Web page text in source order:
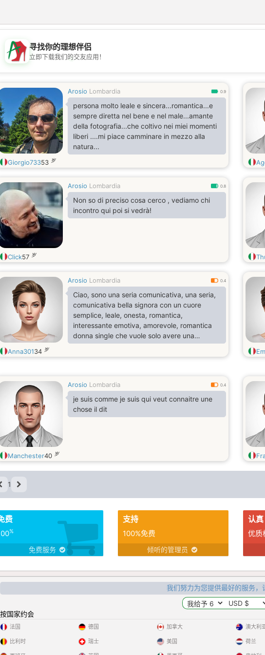
💖
寻找你的理想伴侣
立即下载我们的交友应用！
Arosio Lombardia 0.9
persona molto leale e sincera...romantica...e
sempre diretta nel bene e nel male...amante
della fotografia...che coltivo nei miei momenti
liberi ....mi piace camminare in mezzo alla
natura...
Giorgio73353 岁
Arosio Lombardia 0.8
Non so di preciso cosa cerco , vediamo chi
incontro qui poi si vedrà!
Click57 岁
Arosio Lombardia 0.4
Ciao, sono una seria comunicativa, una seria,
comunicativa bella signora con un cuore
semplice, leale, onesta, romantica,
interessante emotiva, amorevole, romantica
donna single che vuole solo avere una
relazione seria con un uomo carino e gentile.
Anna30134 岁
Arosio Lombardia 0.4
je suis comme je suis qui veut connaitre une
chose il dit
Manchester40 岁
1
费
%
免费服务
支持
100%免费
倾听的管理员
认真
优质
我们努力为您提供最好的服务，
按国家约会
法国
比利时
德国
瑞士
加拿大
美国
澳大利
荷兰